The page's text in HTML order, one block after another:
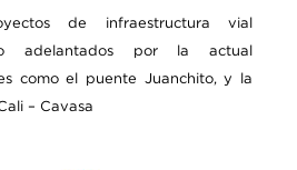
de infraestructura vial
o adelantados por la actual
como el puente Juanchito, y la
– Cavasa